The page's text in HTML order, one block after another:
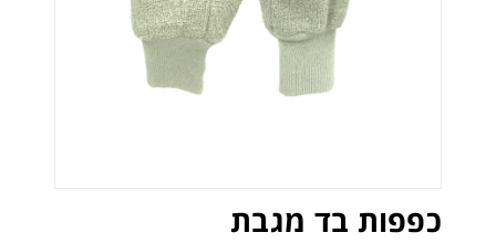
כפפות בד מגבת